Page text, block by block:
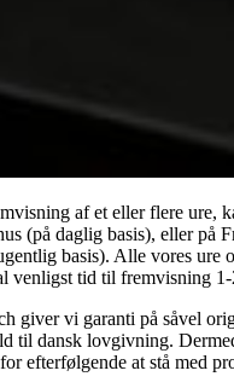
af et eller flere ure,
(på daglig basis), eller på
basis). Alle vores ure
venligst tid til fremvisning
giver vi garanti på såvel
til dansk lovgivning.
efterfølgende at stå med